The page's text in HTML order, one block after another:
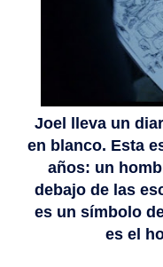
Joel lleva un
en blanco. Esta
años: un
debajo de las
es un símbolo
es el